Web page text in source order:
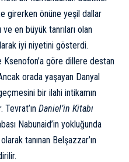
girerken önüne yeşil dallar
en büyük tanrıları olan
iyi niyetini gösterdi.
Ksenofon’a göre dillere destan
orada yaşayan Danyal
bir ilahi intikamın
Daniel’in Kitabı
Nabunaid’in yokluğunda
tanınan Belşazzar’ın